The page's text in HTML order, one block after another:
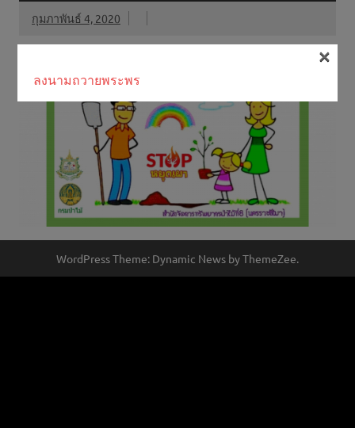
กุมภาพันธ์ 4, 2020
WordPress Theme: Dynamic News by ThemeZee.
ลงนามถวายพระพร
×